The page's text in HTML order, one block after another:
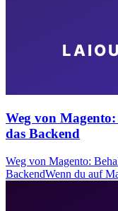
Weg von
das Backend
Weg von Magento:
BackendWenn du auf